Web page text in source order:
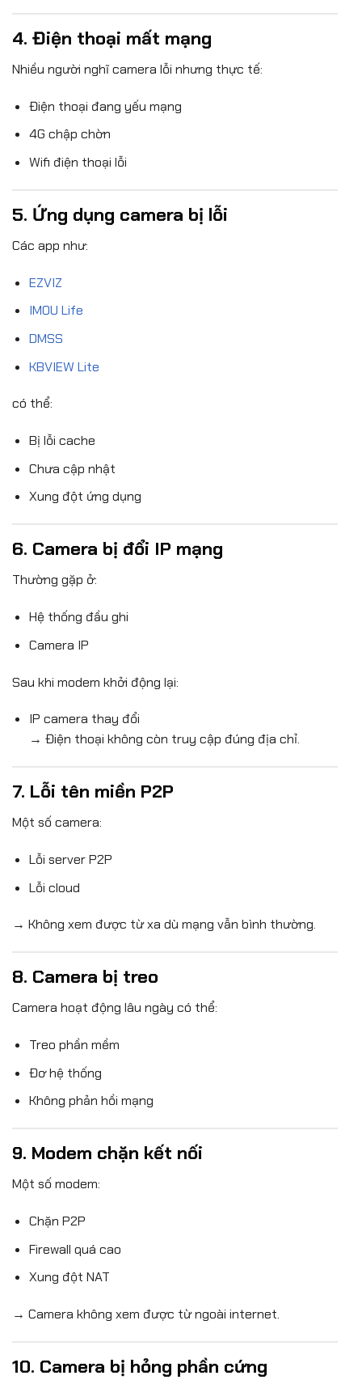
4. Điện thoại mất mạng
Nhiều người nghĩ camera lỗi nhưng thực tế:
Điện thoại đang yếu mạng
4G chập chờn
Wifi điện thoại lỗi
5. Ứng dụng camera bị lỗi
Các app như:
EZVIZ
IMOU Life
DMSS
KBVIEW Lite
có thể:
Bị lỗi cache
Chưa cập nhật
Xung đột ứng dụng
6. Camera bị đổi IP mạng
Thường gặp ở:
Hệ thống đầu ghi
Camera IP
Sau khi modem khởi động lại:
IP camera thay đổi
→ Điện thoại không còn truy cập đúng địa chỉ.
7. Lỗi tên miền P2P
Một số camera:
Lỗi server P2P
Lỗi cloud
→ Không xem được từ xa dù mạng vẫn bình thường.
8. Camera bị treo
Camera hoạt động lâu ngày có thể:
Treo phần mềm
Đơ hệ thống
Không phản hồi mạng
9. Modem chặn kết nối
Một số modem:
Chặn P2P
Firewall quá cao
Xung đột NAT
→ Camera không xem được từ ngoài internet.
10. Camera bị hỏng phần cứng